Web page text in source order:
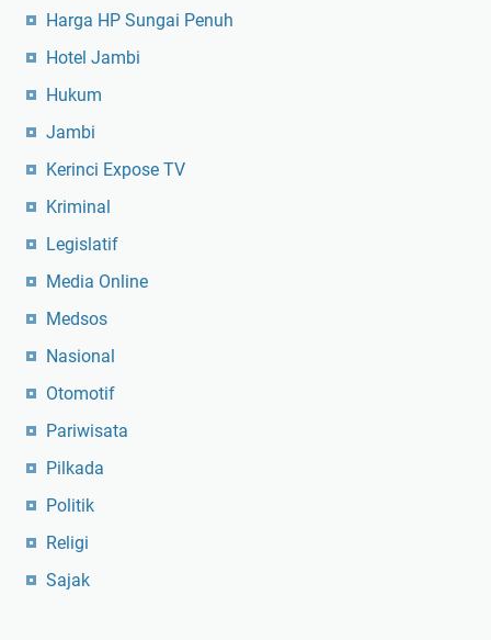
Harga HP Sungai Penuh
Hotel Jambi
Hukum
Jambi
Kerinci Expose TV
Kriminal
Legislatif
Media Online
Medsos
Nasional
Otomotif
Pariwisata
Pilkada
Politik
Religi
Sajak